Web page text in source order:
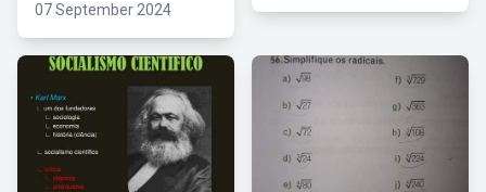
07 September 2024